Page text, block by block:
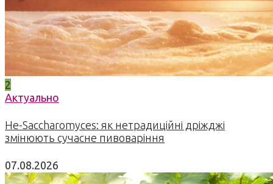
2
Актуально
Не-Saccharomyces: як нетрадиційні дріжджі
змінюють сучасне пивоваріння
07.08.2026